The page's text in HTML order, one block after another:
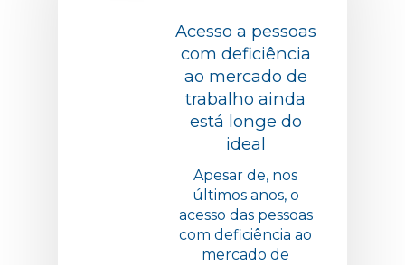
Acesso a pessoas
com deficiência
ao mercado de
trabalho ainda
está longe do
ideal
Apesar de, nos
últimos anos, o
acesso das pessoas
com deficiência ao
mercado de